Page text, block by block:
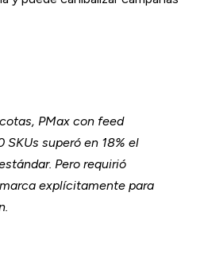
PMax con feed
superó en 18% el
Pero requirió
explícitamente para